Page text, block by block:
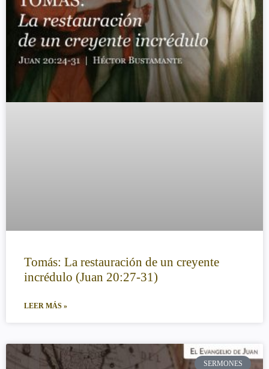
Tomás: La restauración de un creyente
incrédulo (Juan 20:27-31)
LEER MÁS »
SERMONES